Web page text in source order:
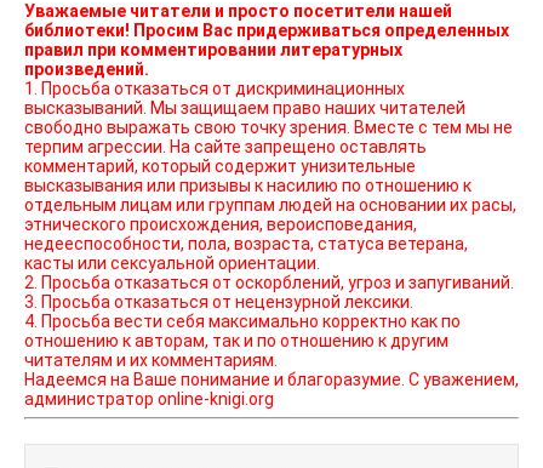
Уважаемые читатели и просто посетители нашей
библиотеки! Просим Вас придерживаться определенных
правил при комментировании литературных
произведений.
1. Просьба отказаться от дискриминационных
высказываний. Мы защищаем право наших читателей
свободно выражать свою точку зрения. Вместе с тем мы не
терпим агрессии. На сайте запрещено оставлять
комментарий, который содержит унизительные
высказывания или призывы к насилию по отношению к
отдельным лицам или группам людей на основании их расы,
этнического происхождения, вероисповедания,
недееспособности, пола, возраста, статуса ветерана,
касты или сексуальной ориентации.
2. Просьба отказаться от оскорблений, угроз и запугиваний.
3. Просьба отказаться от нецензурной лексики.
4. Просьба вести себя максимально корректно как по
отношению к авторам, так и по отношению к другим
читателям и их комментариям.
Надеемся на Ваше понимание и благоразумие. С уважением,
администратор online-knigi.org